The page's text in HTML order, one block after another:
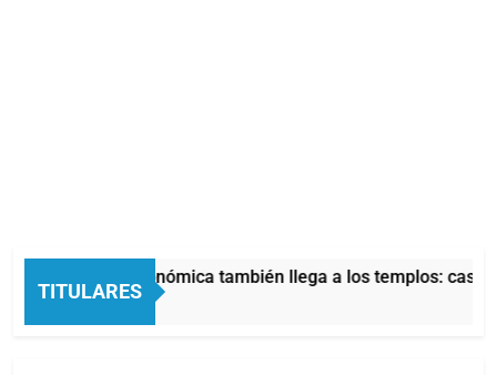
TITULARES
La crisis económica también llega a los templos: casi
3 Horas Atrás